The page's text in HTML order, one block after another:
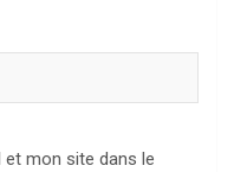
mon site dans le